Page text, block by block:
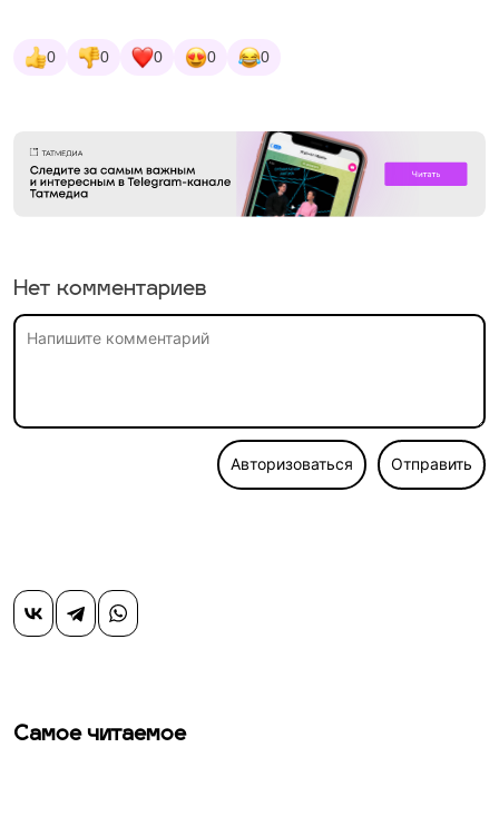
0 0 0 0 0
Нет комментариев
Авторизоваться Отправить
Самое читаемое